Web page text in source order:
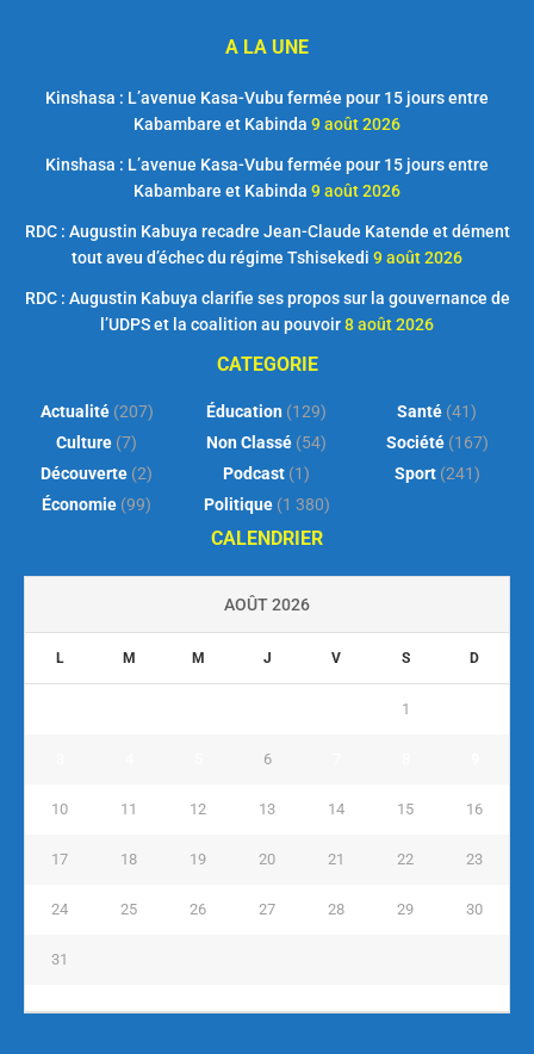
A LA UNE
Kinshasa : L’avenue Kasa-Vubu fermée pour 15 jours entre
Kabambare et Kabinda 9 août 2026
Kinshasa : L’avenue Kasa-Vubu fermée pour 15 jours entre
Kabambare et Kabinda 9 août 2026
RDC : Augustin Kabuya recadre Jean-Claude Katende et dément
tout aveu d’échec du régime Tshisekedi 9 août 2026
RDC : Augustin Kabuya clarifie ses propos sur la gouvernance de
l’UDPS et la coalition au pouvoir8 août 2026
CATEGORIE
Actualité(207)
Culture (7)
Découverte (2)
Économie (99)
Éducation (129)
Non Classé (54)
Podcast (1)
Politique(1 380)
Santé (41)
Société(167)
Sport(241)
CALENDRIER
AOÛT 2026
L M M J V S D
1
6
10 11 12 13 14 15 16
17 18 19 20 21 22 23
24 25 26 27 28 29 30
31